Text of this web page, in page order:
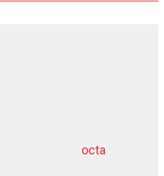
octa
dziļurbums